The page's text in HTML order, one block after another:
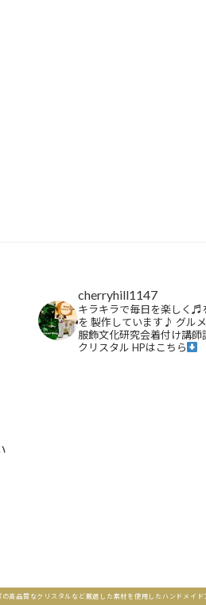
cherryhill1147
キラキラで毎日を楽しく♬
を 製作しています♪ グル
服飾文化研究会着付け講師
クリスタル HPはこちら
さらに読み込む
高品質なクリスタルなど厳選した素材を使用したハンドメ